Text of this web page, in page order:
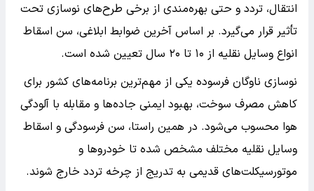
انتقال، تردد و حتی بهره‌مندی از برخی طرح‌های نوسازی تحت
تأثیر قرار می‌گیرد. بر اساس آخرین ضوابط ابلاغی، سن اسقاط
انواع وسایل نقلیه از ۱۰ تا ۲۰ سال تعیین شده است.
نوسازی ناوگان فرسوده یکی از مهم‌ترین برنامه‌های کشور برای
کاهش مصرف سوخت، بهبود ایمنی جاده‌ها و مقابله با آلودگی
هوا محسوب می‌شود. در همین راستا، سن فرسودگی و اسقاط
وسایل نقلیه مختلف مشخص شده تا خودروها و
موتورسیکلت‌های قدیمی به تدریج از چرخه تردد خارج شوند.